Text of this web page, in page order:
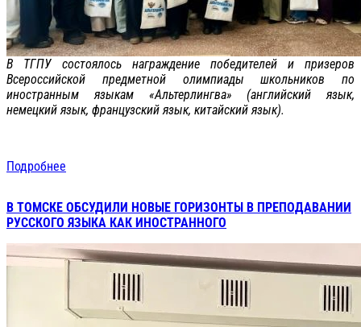
В ТГПУ состоялось награждение победителей и призеров
Всероссийской предметной олимпиады школьников по
иностранным языкам «Альтерлингва» (английский язык,
немецкий язык, французский язык, китайский язык).
Подробнее
В ТОМСКЕ ОБСУДИЛИ НОВЫЕ ГОРИЗОНТЫ В ПРЕПОДАВАНИИ
РУССКОГО ЯЗЫКА КАК ИНОСТРАННОГО